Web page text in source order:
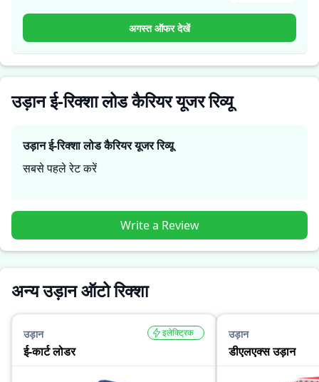
विश्वसनीयता के बारे में व्यावहारिक जानकारी देते हैं, जिससे भविष्य के
खरीदार यह तय कर सकते हैं कि क्याउड़ान ई-रिक्शा लोड कैरियरउनकी
जरूरतों के लिए सही है।
अगस्त ऑफर देखें
उड़ान ई-रिक्शा लोड कैरियर यूजर रिव्यू
उड़ान ई-रिक्शा लोड कैरियरयूजर रिव्यू
सबसे पहले रेट करें
Write a Review
अन्य उड़ान ऑटो रिक्शा
उड़ान
ई-कार्ट लोडर
इलेक्ट्रिक उड़ान
डीएलएक्स उड़ान